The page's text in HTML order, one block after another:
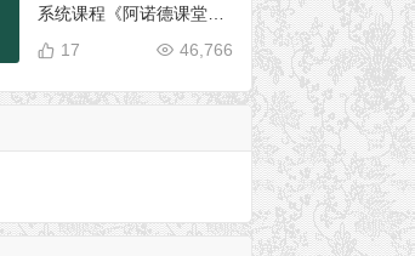
系统课程《阿诺德课堂之
玉清境》
46,766
17